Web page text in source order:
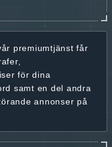
premiumtjänst får
för dina
samt en del andra
annonser på